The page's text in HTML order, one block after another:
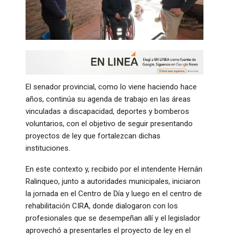
El senador provincial, como lo viene haciendo hace
años, continúa su agenda de trabajo en las áreas
vinculadas a discapacidad, deportes y bomberos
voluntarios, con el objetivo de seguir presentando
proyectos de ley que fortalezcan dichas
instituciones.
En este contexto y, recibido por el intendente Hernán
Ralinqueo, junto a autoridades municipales, iniciaron
la jornada en el Centro de Día y luego en el centro de
rehabilitación CIRA, donde dialogaron con los
profesionales que se desempeñan allí y el legislador
aprovechó a presentarles el proyecto de ley en el